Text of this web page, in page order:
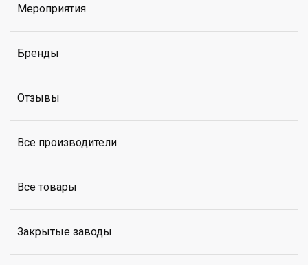
Мероприятия
Бренды
Отзывы
Все производители
Все товары
Закрытые заводы